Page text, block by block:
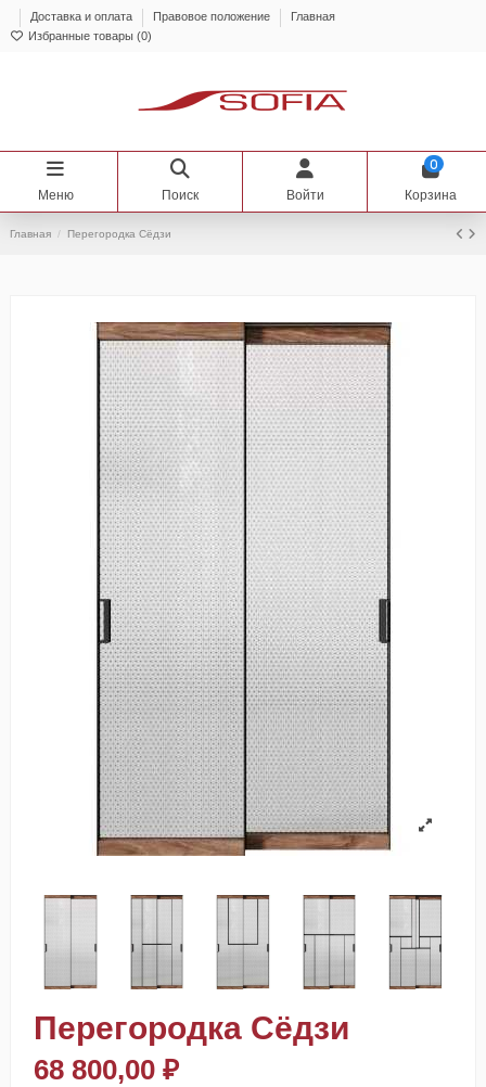
Доставка и оплата Правовое положение
Главная
Избранные товары (0)
Меню Поиск Войти
0
Корзина
Главная Перегородка Сёдзи
Перегородка Сёдзи
68 800,00 ₽